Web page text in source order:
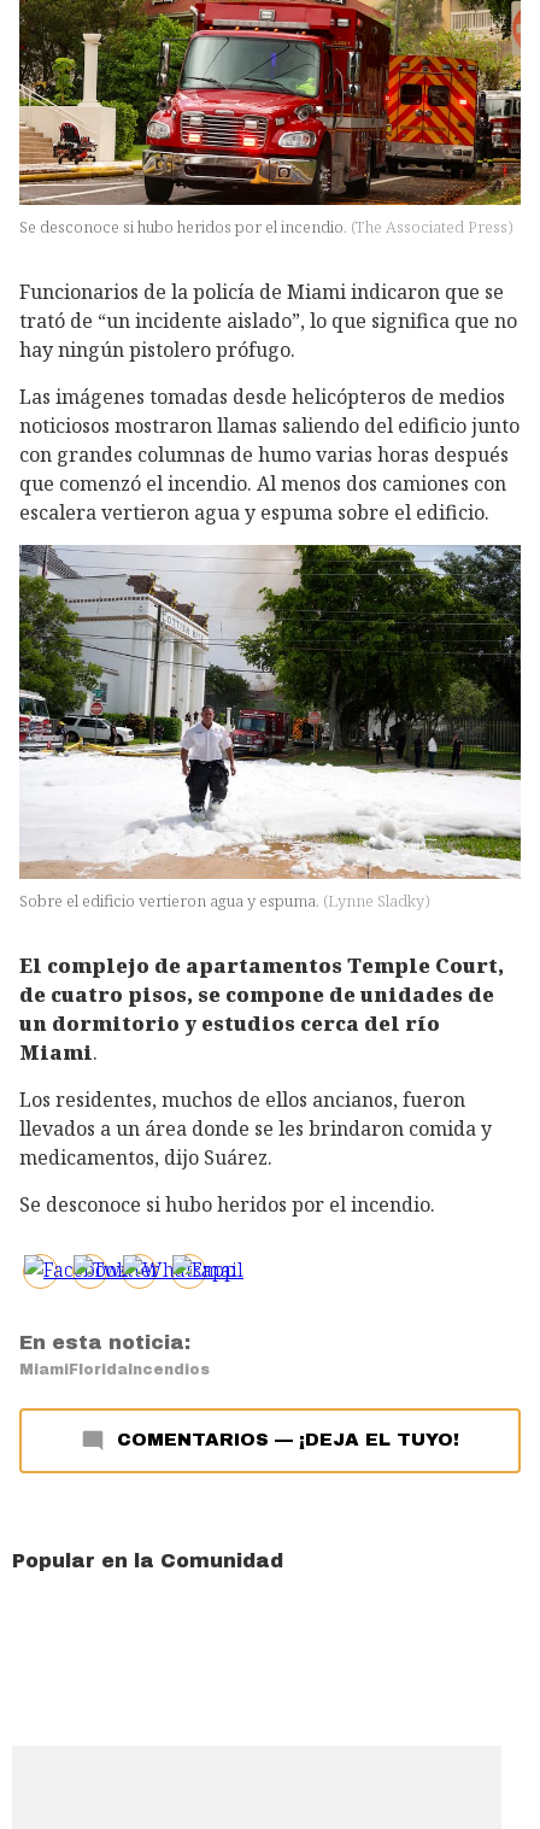
Se desconoce si hubo heridos por el incendio. (The Associated Press)
Funcionarios de la policía de Miami indicaron que se
trató de “un incidente aislado”, lo que significa que no
hay ningún pistolero prófugo.
Las imágenes tomadas desde helicópteros de medios
noticiosos mostraron llamas saliendo del edificio junto
con grandes columnas de humo varias horas después
que comenzó el incendio. Al menos dos camiones con
escalera vertieron agua y espuma sobre el edificio.
Sobre el edificio vertieron agua y espuma. (Lynne Sladky)
El complejo de apartamentos Temple Court,
de cuatro pisos, se compone de unidades de
un dormitorio y estudios cerca del río
Miami.
Los residentes, muchos de ellos ancianos, fueron
llevados a un área donde se les brindaron comida y
medicamentos, dijo Suárez.
Se desconoce si hubo heridos por el incendio.
En esta noticia:
MiamiFloridaIncendios
COMENTARIOS — ¡DEJA EL TUYO!
Popular en la Comunidad